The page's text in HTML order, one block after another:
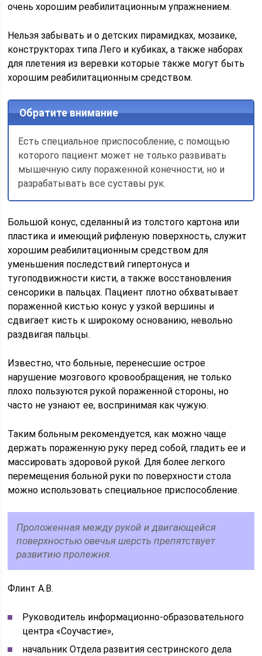
очень хорошим реабилитационным упражнением.
Нельзя забывать и о детских пирамидках, мозаике,
конструкторах типа Лего и кубиках, а также наборах
для плетения из веревки которые также могут быть
хорошим реабилитационным средством.
Обратите внимание
Есть специальное приспособление, с помощью
которого пациент может не только развивать
мышечную силу пораженной конечности, но и
разрабатывать все суставы рук.
Большой конус, сделанный из толстого картона или
пластика и имеющий рифленую поверхность, служит
хорошим реабилитационным средством для
уменьшения последствий гипертонуса и
тугоподвижности кисти, а также восстановления
сенсорики в пальцах. Пациент плотно обхватывает
пораженной кистью конус у узкой вершины и
сдвигает кисть к широкому основанию, невольно
раздвигая пальцы.
Известно, что больные, перенесшие острое
нарушение мозгового кровообращения, не только
плохо пользуются рукой пораженной стороны, но
часто не узнают ее, воспринимая как чужую.
Таким больным рекомендуется, как можно чаще
держать пораженную руку перед собой, гладить ее и
массировать здоровой рукой. Для более легкого
перемещения больной руки по поверхности стола
можно использовать специальное приспособление.
Проложенная между рукой и двигающейся
поверхностью овечья шерсть препятствует
развитию пролежня.
Флинт А.В.
Руководитель информационно-образовательного
центра «Соучастие»,
начальник Отдела развития сестринского дела